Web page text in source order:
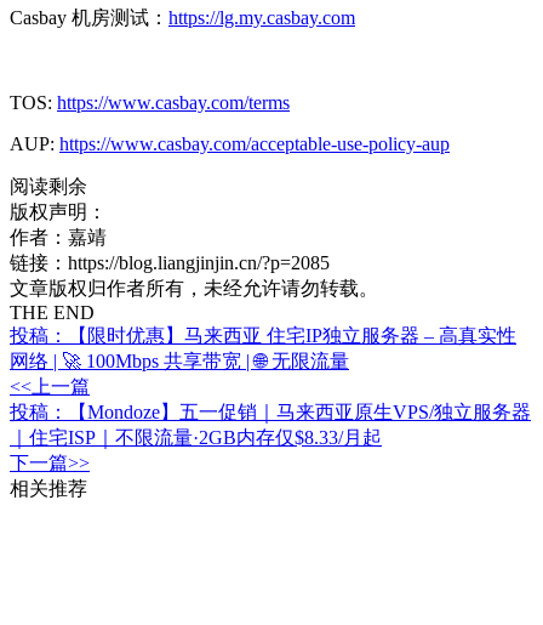
Casbay 机房测试： https://lg.my.casbay.com
TOS: https://www.casbay.com/terms
AUP: https://www.casbay.com/acceptable-use-policy-aup
阅读剩余
版权声明：
作者：嘉靖
链接：https://blog.liangjinjin.cn/?p=2085
文章版权归作者所有，未经允许请勿转载。
THE END
投稿：【限时优惠】马来西亚 住宅IP独立服务器 – 高真实性
网络 | 🚀 100Mbps 共享带宽 | 🌐 无限流量
<<上一篇
投稿：【Mondoze】五一促销｜马来西亚原生VPS/独立服务器
｜住宅ISP｜不限流量·2GB内存仅$8.33/月起
下一篇>>
相关推荐